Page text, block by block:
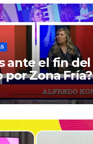
ante el fin del
Zona Fría?